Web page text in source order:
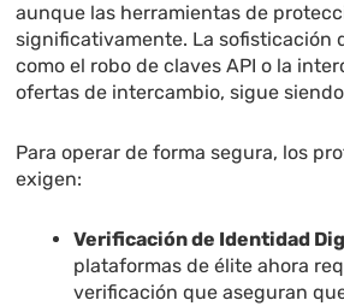
aunque las herramientas de
significativamente. La sofisticación
como el robo de claves API o la
ofertas de intercambio, sigue
Para operar de forma segura, los
exigen:
Verificación de Identidad
plataformas de élite ahora
verificación que aseguran